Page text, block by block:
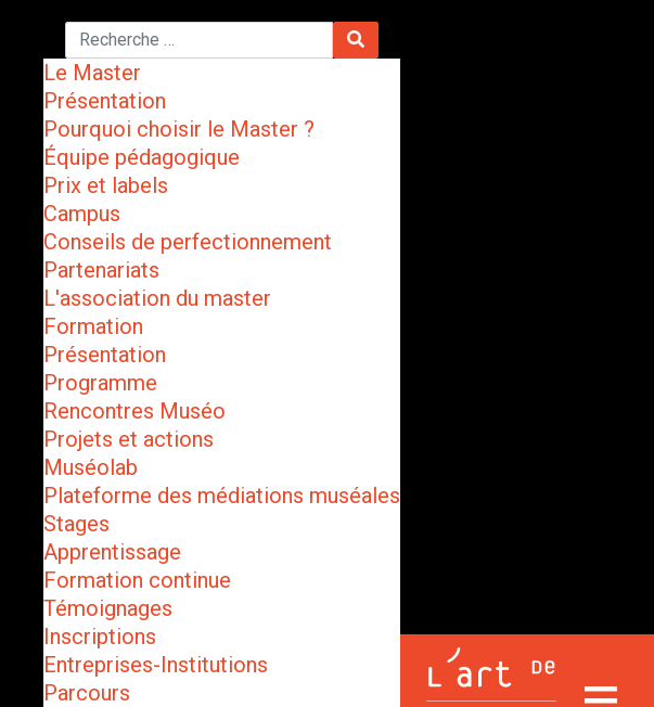
Le Master
Présentation
Pourquoi choisir le Master ?
Équipe pédagogique
Prix et labels
Campus
Conseils de perfectionnement
Partenariats
L'association du master
Formation
Présentation
Programme
Rencontres Muséo
Projets et actions
Muséolab
Plateforme des médiations muséales
Stages
Apprentissage
Formation continue
Témoignages
Inscriptions
Entreprises-Institutions
Parcours